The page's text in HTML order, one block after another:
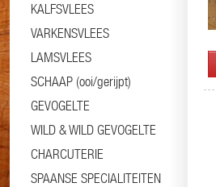
KALFSVLEES
VARKENSVLEES
LAMSVLEES
SCHAAP (ooi/gerijpt)
GEVOGELTE
WILD & WILD GEVOGELTE
CHARCUTERIE
SPAANSE SPECIALITEITEN